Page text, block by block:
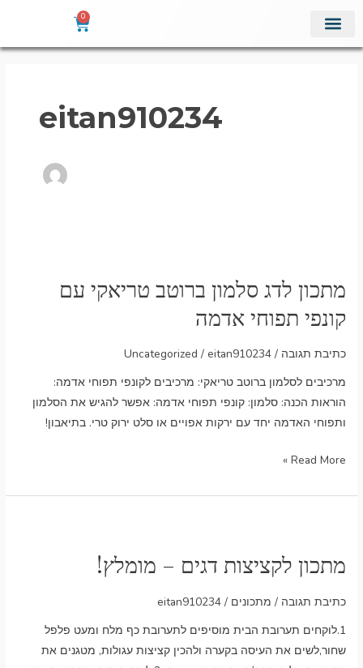
לתוכן
0
עגלת
eitan910234
מתכון לדג סלמון ברוטב טריאקי עם
קונפי תפוחי אדמה
כתיבת תגובה /
Uncategorized / eitan910234
מרכיבים לסלמון ברוטב טריאקי: מרכיבים לקונפי תפוחי אדמה:
הוראות הכנה: סלמון: קונפי תפוחי אדמה: אפשר להגיש את הסלמון
ותפוחי האדמה יחד עם ירקות אפויים או סלט ירוק טרי. בתיאבון!
סלמון
טריאקי
עם
תפוחי
אדמה
Read More »
מתכון לקציצות דגים – מומלץ!
כתיבת תגובה / מתכונים /
eitan910234
1.לוקחים תערובת הבית מוסיפים לתערובת כף מלח ומעט פלפל
שחור,לשים את העיסה בקערה ולהכין קציצות עגולות, מטגנים את
דגים
מומלץ!